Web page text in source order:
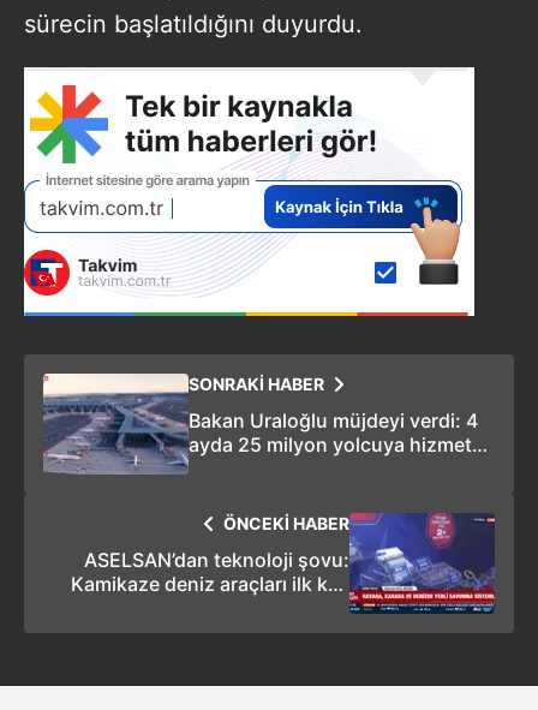
sürecin başlatıldığını duyurdu.
SONRAKİ HABER
Bakan Uraloğlu müjdeyi verdi: 4
ayda 25 milyon yolcuya hizmet
ÖNCEKİ HABER
ASELSAN’dan teknoloji şovu:
Kamikaze deniz araçları ilk kez